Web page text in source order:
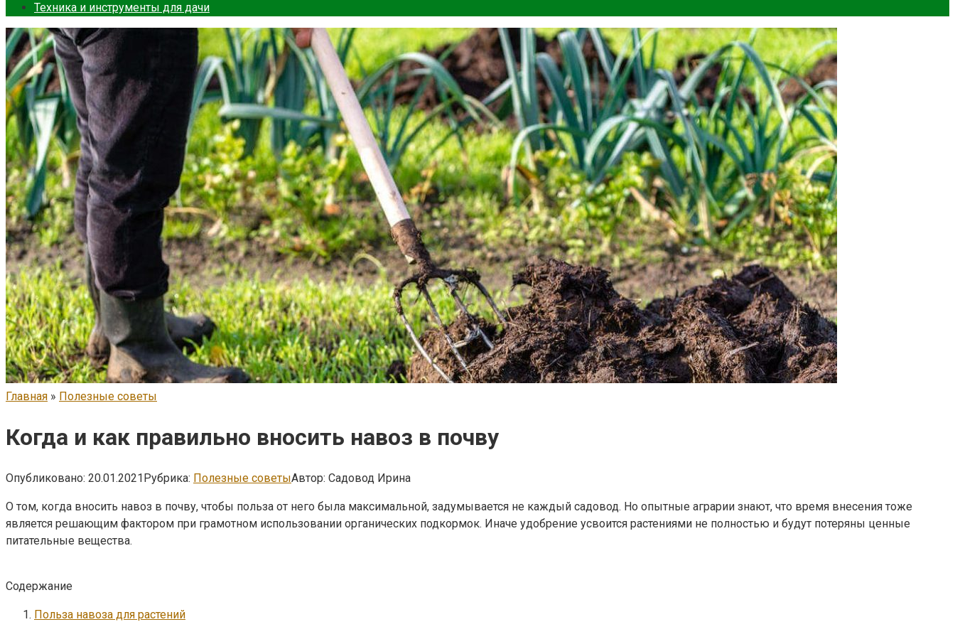
Техника и инструменты для дачи
Главная » Полезные советы
Когда и как правильно вносить навоз в почву
Опубликовано: 20.01.2021Рубрика: Полезные советыАвтор: Садовод Ирина
О том, когда вносить навоз в почву, чтобы польза от него была максимальной, задумывается не каждый садовод. Но опытные аграрии знают, что время внесения тоже
является решающим фактором при грамотном использовании органических подкормок. Иначе удобрение усвоится растениями не полностью и будут потеряны ценные
питательные вещества.
Содержание
Польза навоза для растений